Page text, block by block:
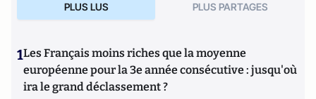
PLUS LUS PLUS PARTAGES
1Les Français moins riches que la moyenne
européenne pour la 3e année consécutive : jusqu'où
ira le grand déclassement ?